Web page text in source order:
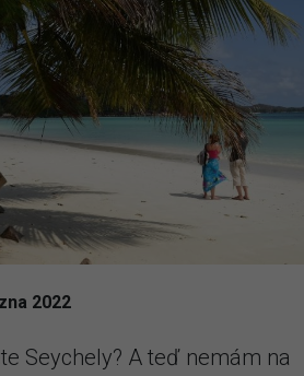
2022
Seychely? A teď nemám na